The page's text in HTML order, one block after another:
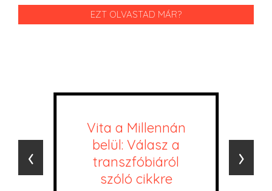
EZT OLVASTAD MÁR?
Vita a Millennán
belül: Válasz a
transzfóbiáról
szóló cikkre
‹ ›